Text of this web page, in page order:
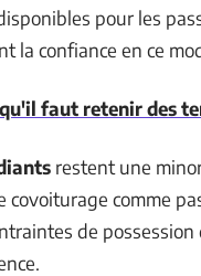
pour les
la confiance en ce
faut retenir des
restent une
covoiturage comme
de